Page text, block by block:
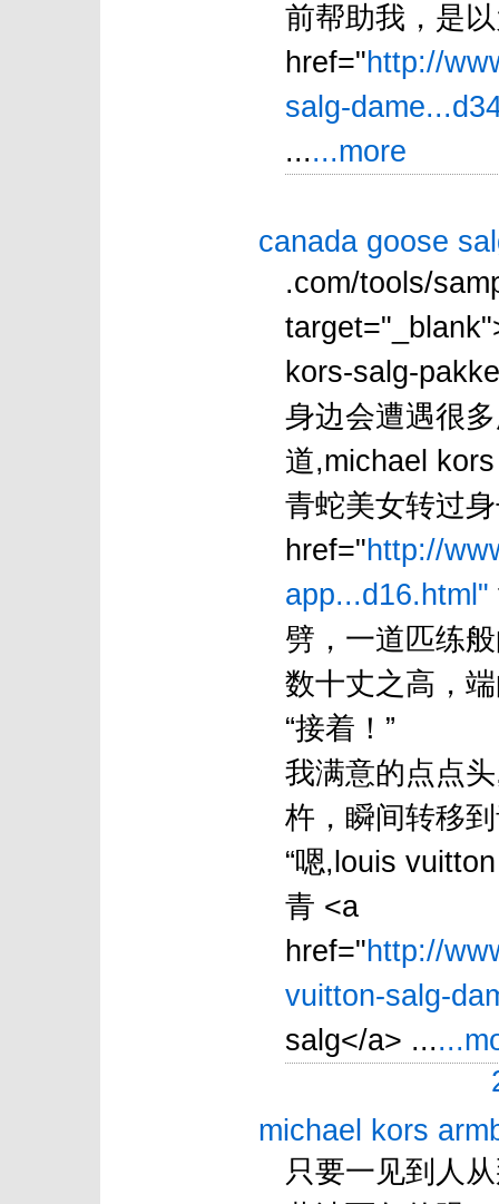
前帮助我，是
href="http://
salg-
......more
canada goose
.com/tools/
kors-salg-
身边会遭遇很
道,michael
青蛇美女转过
href="http://
app...d16.html"
劈，一道匹练
数十丈之高，
“接着！”
我满意的点点
杵，瞬间转移
“嗯,louis
青 <a
href="http://
vuitton-salg-
salg</a> ...
michael kors
只要一见到人